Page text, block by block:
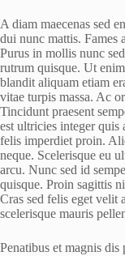
A diam maecenas sed
dui nunc mattis. Fames
Purus in mollis nunc
rutrum quisque. Ut
blandit aliquam etiam
vitae turpis massa. Ac
Tincidunt praesent
est ultricies integer quis
felis imperdiet proin.
neque. Scelerisque eu
arcu. Nunc sed id
quisque. Proin sagittis
Cras sed felis eget velit
scelerisque mauris
Penatibus et magnis